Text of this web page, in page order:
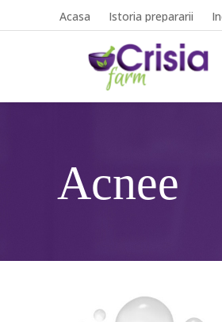
Acasa Istoria prepararii
Acnee